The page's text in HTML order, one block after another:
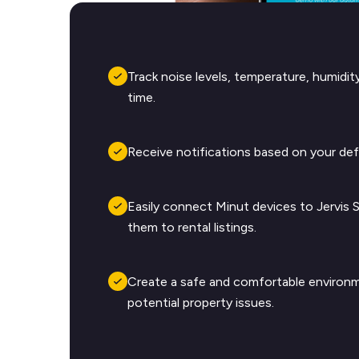
Track noise levels, temperature,
time.
Receive notifications based on your
Easily connect Minut devices to Jervis
them to rental listings.
Create a safe and comfortable
potential property issues.